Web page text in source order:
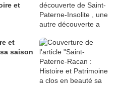
et
et
saison